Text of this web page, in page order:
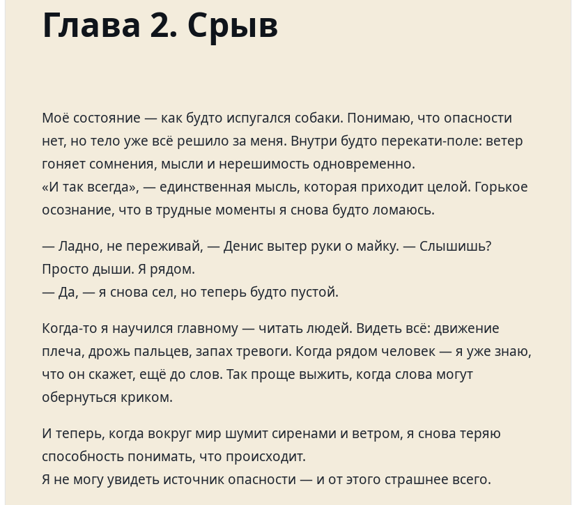
Глава 2. Срыв
Моё состояние — как будто испугался собаки. Понимаю, что опасности
нет, но тело уже всё решило за меня. Внутри будто перекати-поле: ветер
гоняет сомнения, мысли и нерешимость одновременно.
«И так всегда», — единственная мысль, которая приходит целой. Горькое
осознание, что в трудные моменты я снова будто ломаюсь.
— Ладно, не переживай, — Денис вытер руки о майку. — Слышишь?
Просто дыши. Я рядом.
— Да, — я снова сел, но теперь будто пустой.
Когда-то я научился главному — читать людей. Видеть всё: движение
плеча, дрожь пальцев, запах тревоги. Когда рядом человек — я уже знаю,
что он скажет, ещё до слов. Так проще выжить, когда слова могут
обернуться криком.
И теперь, когда вокруг мир шумит сиренами и ветром, я снова теряю
способность понимать, что происходит.
Я не могу увидеть источник опасности — и от этого страшнее всего.